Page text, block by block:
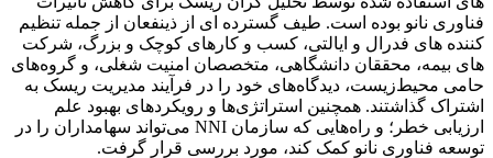
فناوری نانو بوده است. طیف گسترده ای از ذینفعان از جمله تنظیم
کننده های فدرال و ایالتی، کسب و کارهای کوچک و بزرگ، شرکت
های بیمه، محققان دانشگاهی، متخصصان امنیت شغلی، و گروه‌های
حامی محیط‌زیست، دیدگاه‌های خود را در فرآیند مدیریت ریسک به
اشتراک گذاشتند. همچنین استراتژی‌ها و رویکردهای بهبود علم
ارزیابی خطر؛ و راه‌هایی که سازمان NNI می‌تواند سهامداران را در
توسعه فناوری نانو کمک کند، مورد بررسی قرار گرفت.